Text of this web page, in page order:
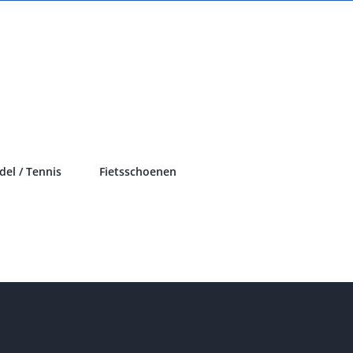
/ Tennis Fietsschoenen